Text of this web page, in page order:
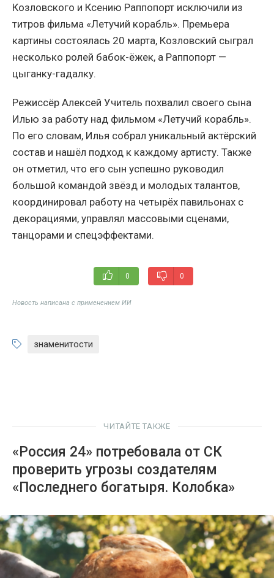
Козловского и Ксению Раппопорт исключили из
титров фильма «Летучий корабль». Премьера
картины состоялась 20 марта, Козловский сыграл
несколько ролей бабок-ёжек, а Раппопорт —
цыганку-гадалку.
Режиссёр Алексей Учитель похвалил своего сына
Илью за работу над фильмом «Летучий корабль».
По его словам, Илья собрал уникальный актёрский
состав и нашёл подход к каждому артисту. Также
он отметил, что его сын успешно руководил
большой командой звёзд и молодых талантов,
координировал работу на четырёх павильонах с
декорациями, управлял массовыми сценами,
танцорами и спецэффектами.
0 0
Новость написана с применением ИИ
знаменитости
ЧИТАЙТЕ ТАКЖЕ
«Россия 24» потребовала от СК
проверить угрозы создателям
«Последнего богатыря. Колобка»